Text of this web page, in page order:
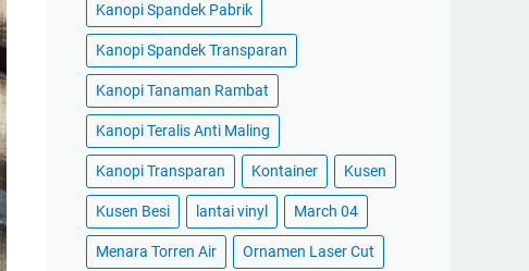
Kanopi Spandek Pabrik
Kanopi Spandek Transparan
Kanopi Tanaman Rambat
Kanopi Teralis Anti Maling
Kanopi Transparan Kontainer Kusen
Kusen Besi lantai vinyl March 04
Menara Torren Air Ornamen Laser Cut